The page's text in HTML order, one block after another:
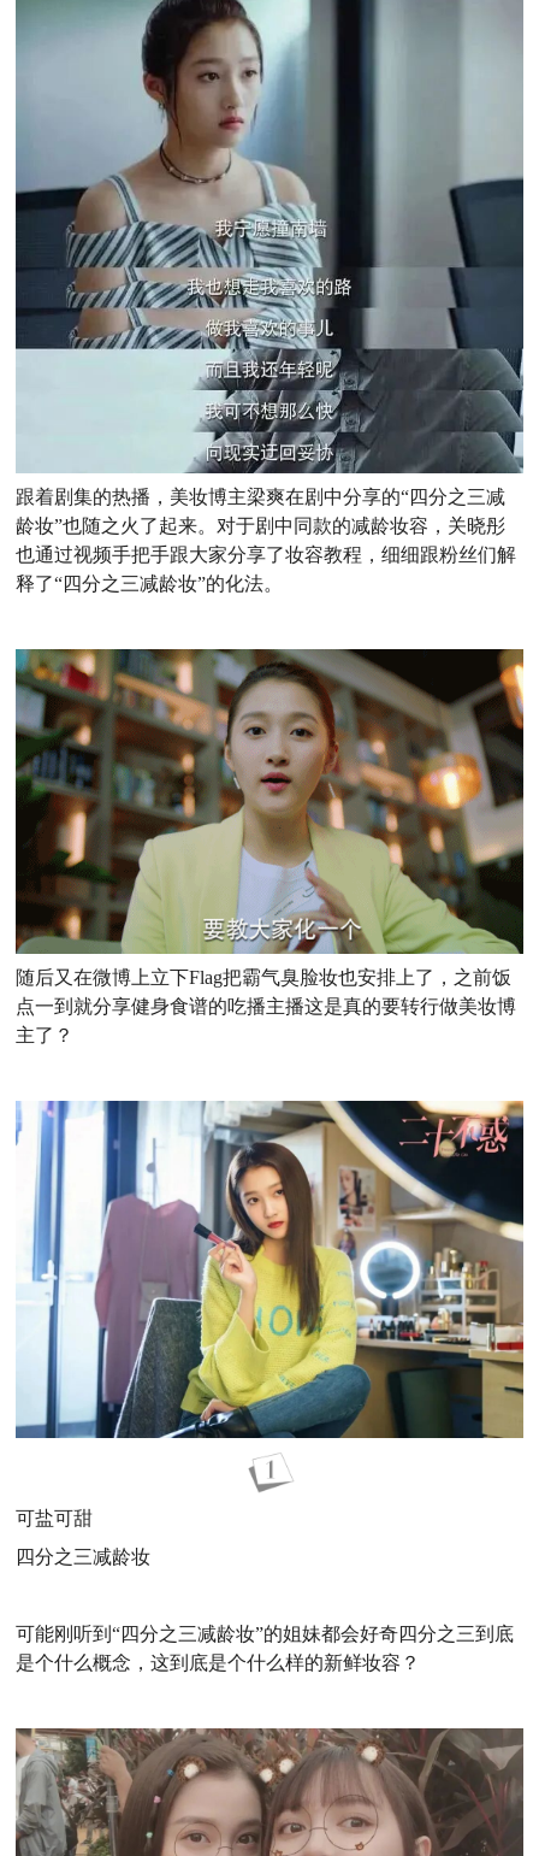
跟着剧集的热播，美妆博主梁爽在剧中分享的“四分之三减
龄妆”也随之火了起来。对于剧中同款的减龄妆容，关晓彤
也通过视频手把手跟大家分享了妆容教程，细细跟粉丝们解
释了“四分之三减龄妆”的化法。
随后又在微博上立下Flag把霸气臭脸妆也安排上了，之前饭
点一到就分享健身食谱的吃播主播这是真的要转行做美妆博
主了？
可盐可甜
四分之三减龄妆
可能刚听到“四分之三减龄妆”的姐妹都会好奇四分之三到底
是个什么概念，这到底是个什么样的新鲜妆容？